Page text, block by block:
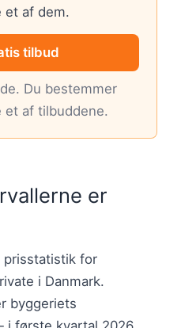
et af dem.
tilbud
Du bestemmer
et af tilbuddene.
er
prisstatistik for
i Danmark.
byggeriets